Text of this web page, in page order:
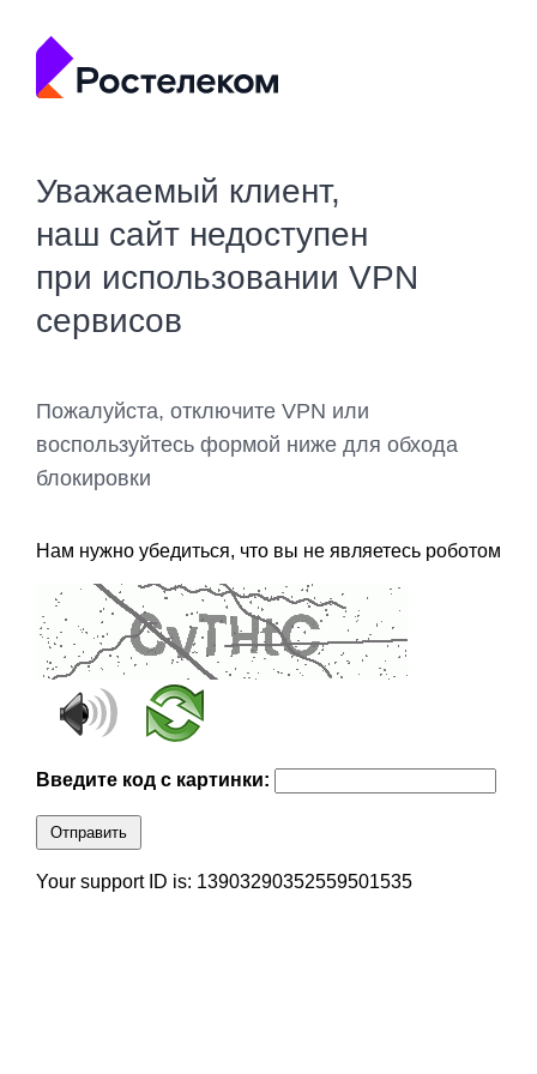
Уважаемый клиент,
наш сайт недоступен
при использовании VPN
сервисов
Пожалуйста, отключите VPN или
воспользуйтесь формой ниже для обхода
блокировки
Нам нужно убедиться, что вы не являетесь роботом
Введите код с картинки:
Отправить
Your support ID is: 13903290352559501535